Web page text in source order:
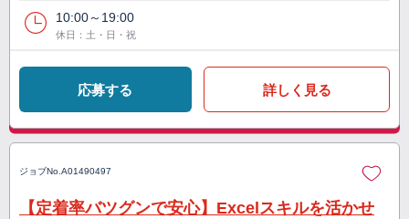
10:00～19:00
休日：土・日・祝
応募する 詳しく見る
ジョブNo. A01490497
【定着率バツグンで安心】Excelスキルを活かせ